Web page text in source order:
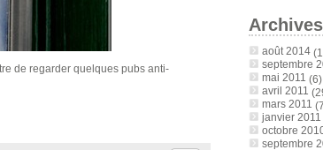
Archives
août 2014
septembre
mai 2011 (6)
avril 2011
mars 2011
janvier 2011
octobre
septembre
de regarder quelques pubs anti-